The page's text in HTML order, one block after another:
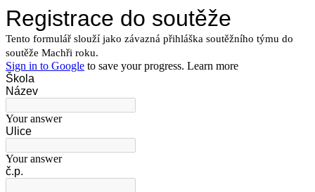
Registrace do soutěže
Tento formulář slouží jako závazná přihláška soutěžního týmu do
soutěže Machři roku.
Sign in to Google to save your progress. Learn more
Škola
Název
Your answer
Ulice
Your answer
č.p.